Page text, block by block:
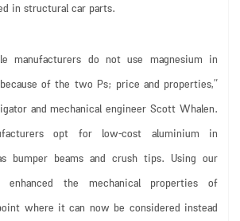
in structural car parts.
manufacturers do not use magnesium in
of the two Ps; price and properties,”
and mechanical engineer Scott Whalen.
opt for low-cost aluminium in
bumper beams and crush tips. Using our
enhanced the mechanical properties of
where it can now be considered instead